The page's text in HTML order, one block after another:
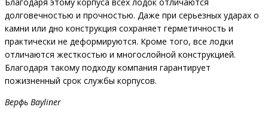
долговечностью и прочностью. Даже при серьезных ударах о
камни или дно конструкция сохраняет герметичность и
практически не деформируются. Кроме того, все лодки
отличаются жесткостью и многослойной конструкцией.
Благодаря такому подходу компания гарантирует
пожизненный срок службы корпусов.
Верфь Bayliner